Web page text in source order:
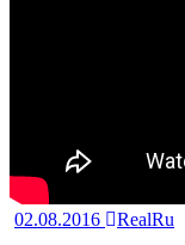
02.08.2016
RealRu